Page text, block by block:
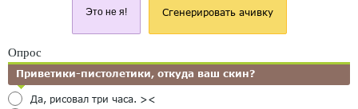
Это не я! Сгенерировать ачивку
Опрос
Приветики-пистолетики, откуда ваш скин?
Да, рисовал три часа. ><